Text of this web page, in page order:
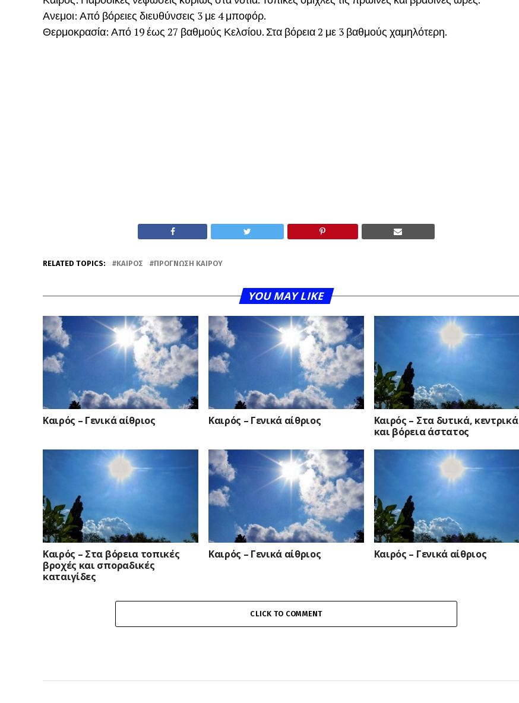
Ανεμοι: Από βόρειες διευθύνσεις 3 με 4 μποφόρ.
Θερμοκρασία: Από 19 έως 27 βαθμούς Κελσίου. Στα βόρεια 2 με 3 βαθμούς χαμηλότερη.
RELATED TOPICS: ΚΑΙΡΌΣ ΠΡΌΓΝΩΣΗ ΚΑΙΡΟΎ
YOU MAY LIKE
Καιρός – Γενικά αίθριος Καιρός – Γενικά αίθριος
Καιρός – Στα δυτικά, κεντρικά
και βόρεια άστατος
Καιρός – Στα βόρεια τοπικές
βροχές και σποραδικές
καταιγίδες
Καιρός – Γενικά αίθριος Καιρός – Γενικά αίθριος
CLICK TO COMMENT